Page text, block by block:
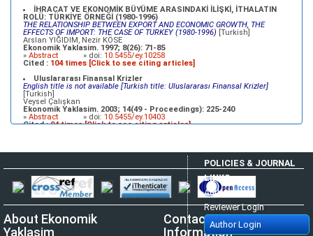
İHRACAT VE EKONOMİK BÜYÜME ARASINDAKİ İLİŞKİ, İTHALATIN
ROLÜ: TÜRKİYE ÖRNEĞİ (1980-1996)
THE RELATIONSHIP BETWEEN EXPORT AND ECONOMIC GROWTH, THE
EFFECTS OF IMPORT: THE CASE OF TURKEY (1980-1996) [Turkish]
Arslan YIĞIDIM, Nezir KÖSE
Ekonomik Yaklasim. 1997; 8(26): 71-85
» Abstract » doi: 10.5455/ey.10258
Cited : 104 times [Click to see citing articles]
Uluslararası Finansal Krizler
English title is not available [Turkish title: Uluslararası Finansal Krizler]
[Turkish]
Veysel Çalışkan
Ekonomik Yaklasim. 2003; 14(49 - Proceedings): 225-240
» Abstract » doi: 10.5455/ey.10403
Cited :94 times [Click to see citing articles]
Ekonomik Yaklasim. 2000; 11(39): 37-67
Abstract » doi:
10.5455/ey.10335
Cited :89 times [Click to see citing articles]
TÜRKİYE\'DE İHRACAT, İTHALAT VE EKONOMİK BÜYÜME
ARASINDAKİ iLiŞKİLERiN ZAMAN SERİSİ ANALİZİ
A Time Series Analysis of Export, lmport and Economic Growth Relations in
Turkey[Turkish]
Mustafa ÖZER, Levent ERDOĞAN
About Ekonomik
Yaklasim
Contact
Information
POLICIES & JOURNAL
LINKS
Author Login
Reviewer Login
Author Login